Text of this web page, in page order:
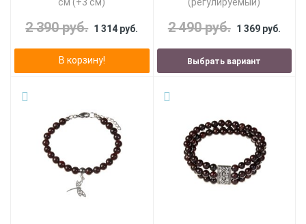
2 390 руб. 1 314 руб.
В корзину!
2 490 руб. 1 369 руб.
Выбрать вариант